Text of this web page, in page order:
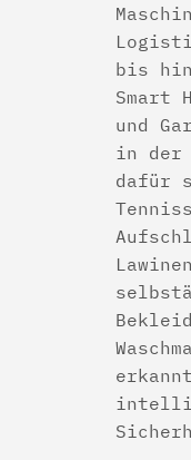
bis hin
Smart
und
in der
dafür